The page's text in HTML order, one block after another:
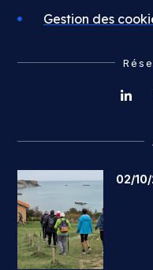
Gestion des
02/